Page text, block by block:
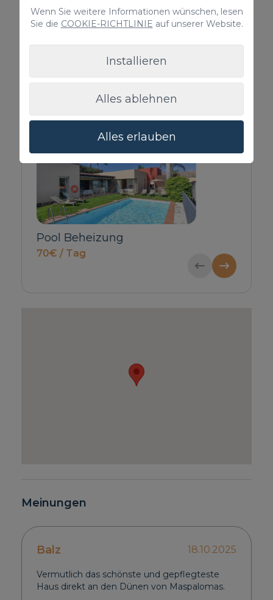
Kinder erlaubt
Smart TV
> ALLES ANSEHEN
Babybett & Hochstuhl
Nachfragen
Gäste
55€ /
Meinungen
Balz 18.10.2025
Vermutlich das schönste und gepflegteste
Haus direkt an den Dünen von Maspalomas.
Wenn Sie weitere Informationen wünschen, lesen
Sie die COOKIE-RICHTLINIE auf unserer Website.
Installieren
Alles ablehnen
Alles erlauben